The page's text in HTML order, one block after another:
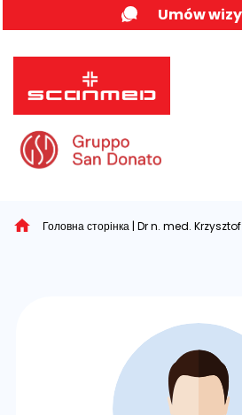
to
content
Umów
Головна сторінка | Dr n. med.